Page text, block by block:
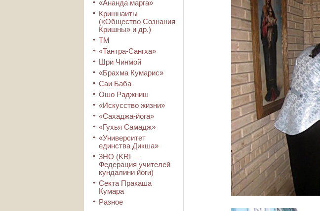
«Ананда марга»
Кришнаиты
(«Общество Сознания
Кришны» и др.)
ТМ
«Тантра-Сангха»
Шри Чинмой
«Брахма Кумарис»
Саи Баба
Ошо Раджниш
«Искусство жизни»
«Сахаджа-йога»
«Гухья Самадж»
«Университет
единства Дикша»
3HO (KRI ―
Федерация учителей
кундалини йоги)
Секта Пракаша
Кумара
Разное